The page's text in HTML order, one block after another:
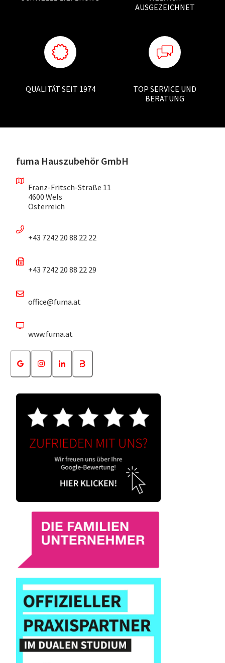
AUSGEZEICHNET
QUALITÄT SEIT 1974
TOP SERVICE UND
BERATUNG
fuma Hauszubehör GmbH
Franz-Fritsch-Straße 11
4600 Wels
Österreich
+43 7242 20 88 22 22
+43 7242 20 88 22 29
office@fuma.at
www.fuma.at